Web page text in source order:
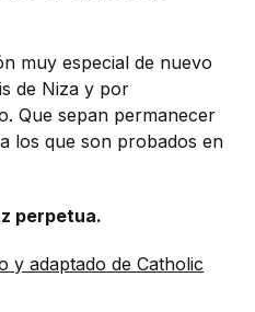
muy especial de nuevo
de Niza y por
Que sepan permanecer
los que son probados en
perpetua.
y adaptado de Catholic